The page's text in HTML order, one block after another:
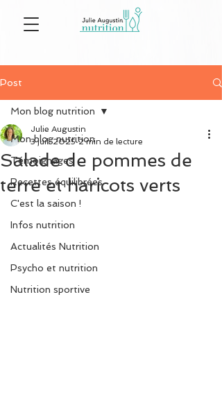
Post
Mon blog nutrition
Témoignages
Recettes équilibrées
C'est la saison !
Infos nutrition
Actualités Nutrition
Psycho et nutrition
Nutrition sportive
Mon blog nutrition
Salade de pommes de
terre et haricots verts
Julie Augustin
3 juil. 2025 2 min de lecture